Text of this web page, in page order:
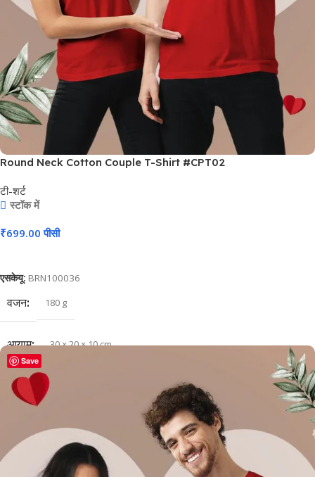
Round Neck Cotton Couple T-Shirt #CPT02
टी-शर्ट
स्टॉक में
₹699.00 पीसी
एसकेयू: BRN100036
वजन 180 g
आयाम 30 × 20 × 10 cm
Save